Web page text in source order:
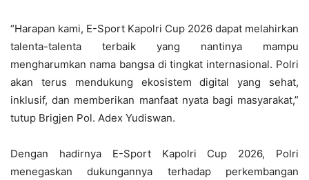
“Harapan kami, E-Sport Kapolri Cup 2026 dapat melahirkan
talenta-talenta terbaik yang nantinya mampu
mengharumkan nama bangsa di tingkat internasional. Polri
akan terus mendukung ekosistem digital yang sehat,
inklusif, dan memberikan manfaat nyata bagi masyarakat,”
tutup Brigjen Pol. Adex Yudiswan.
Dengan hadirnya E-Sport Kapolri Cup 2026, Polri
menegaskan dukungannya terhadap perkembangan